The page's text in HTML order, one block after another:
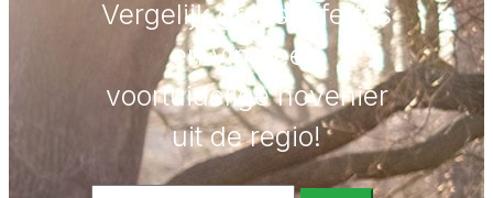
Vergelijk gratis offertes
en vind een
voortuidelige hovenier
uit de regio!